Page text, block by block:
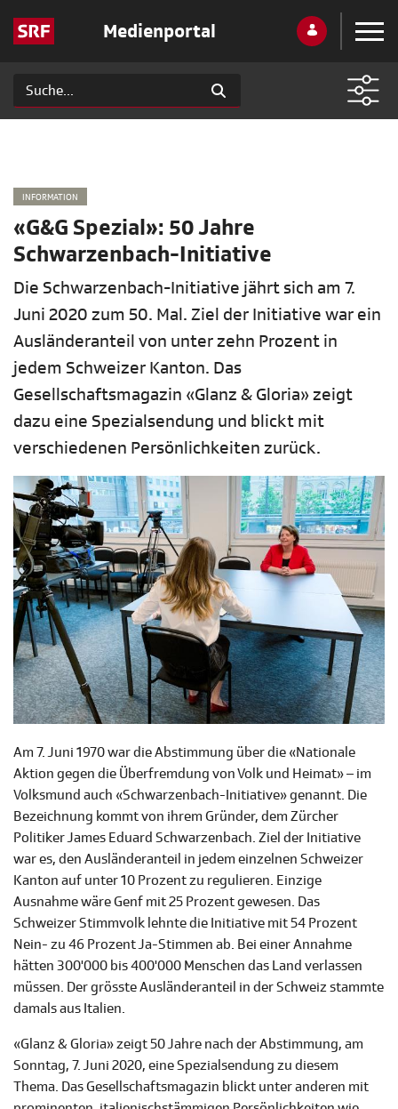
Medienportal
INFORMATION
«G&G Spezial»: 50 Jahre
Schwarzenbach-Initiative
Die Schwarzenbach-Initiative jährt sich am 7.
Juni 2020 zum 50. Mal. Ziel der Initiative war ein
Ausländeranteil von unter zehn Prozent in
jedem Schweizer Kanton. Das
Gesellschaftsmagazin «Glanz & Gloria» zeigt
dazu eine Spezialsendung und blickt mit
verschiedenen Persönlichkeiten zurück.
Am 7. Juni 1970 war die Abstimmung über die «Nationale
Aktion gegen die Überfremdung von Volk und Heimat» – im
Volksmund auch «Schwarzenbach-Initiative» genannt. Die
Bezeichnung kommt von ihrem Gründer, dem Zürcher
Politiker James Eduard Schwarzenbach. Ziel der Initiative
war es, den Ausländeranteil in jedem einzelnen Schweizer
Kanton auf unter 10 Prozent zu regulieren. Einzige
Ausnahme wäre Genf mit 25 Prozent gewesen. Das
Schweizer Stimmvolk lehnte die Initiative mit 54 Prozent
Nein- zu 46 Prozent Ja-Stimmen ab. Bei einer Annahme
hätten 300'000 bis 400'000 Menschen das Land verlassen
müssen. Der grösste Ausländeranteil in der Schweiz stammte
damals aus Italien.
«Glanz & Gloria» zeigt 50 Jahre nach der Abstimmung, am
Sonntag, 7. Juni 2020, eine Spezialsendung zu diesem
Thema. Das Gesellschaftsmagazin blickt unter anderen mit